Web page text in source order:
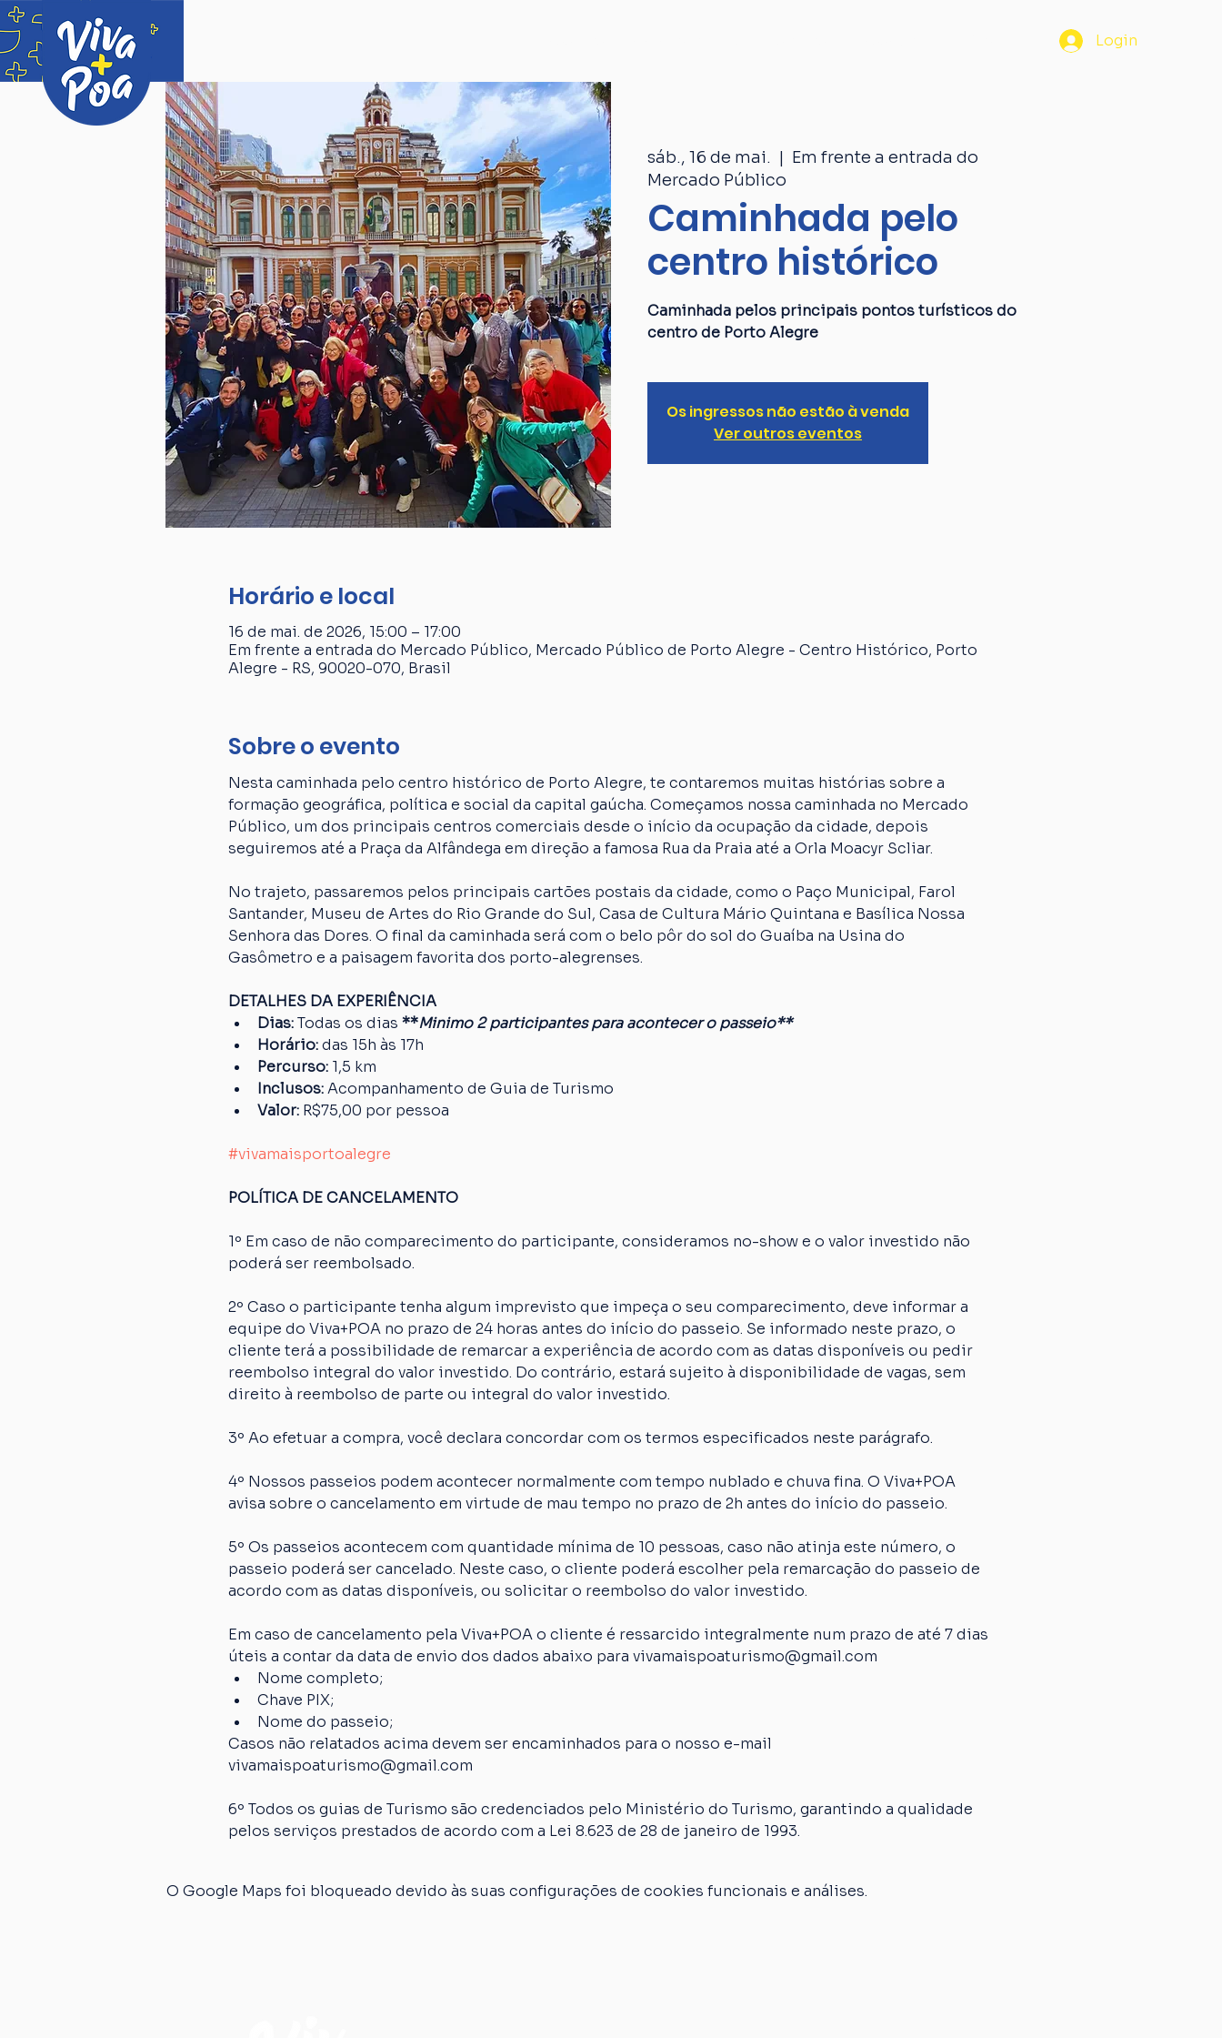
Login
sáb., 16 de mai.
  |
Em frente a entrada do
Mercado Público
Caminhada pelo
centro histórico
Caminhada pelos principais pontos turísticos do
centro de Porto Alegre
Os ingressos não estão à venda
Ver outros eventos
Horário e local
16 de mai. de 2026, 15:00 – 17:00
Em frente a entrada do Mercado Público, Mercado Público de Porto Alegre - Centro Histórico, Porto
Alegre - RS, 90020-070, Brasil
Sobre o evento
Nesta caminhada pelo centro histórico de Porto Alegre, te contaremos muitas histórias sobre a
formação geográfica, política e social da capital gaúcha. Começamos nossa caminhada no Mercado
Público, um dos principais centros comerciais desde o início da ocupação da cidade, depois
seguiremos até a Praça da Alfândega em direção a famosa Rua da Praia até a Orla Moacyr Scliar.
No trajeto, passaremos pelos principais cartões postais da cidade, como o Paço Municipal, Farol
Santander, Museu de Artes do Rio Grande do Sul, Casa de Cultura Mário Quintana e Basílica Nossa
Senhora das Dores. O final da caminhada será com o belo pôr do sol do Guaíba na Usina do
Gasômetro e a paisagem favorita dos porto-alegrenses.
DETALHES DA EXPERIÊNCIA
Dias: Todas os dias **Minimo 2 participantes para acontecer o passeio**
Horário: das 15h às 17h
Percurso: 1,5 km
Inclusos: Acompanhamento de Guia de Turismo
Valor: R$75,00 por pessoa
#vivamaisportoalegre
POLÍTICA DE CANCELAMENTO
1º Em caso de não comparecimento do participante, consideramos no-show e o valor investido não
poderá ser reembolsado.
2º Caso o participante tenha algum imprevisto que impeça o seu comparecimento, deve informar a
equipe do Viva+POA no prazo de 24 horas antes do início do passeio. Se informado neste prazo, o
cliente terá a possibilidade de remarcar a experiência de acordo com as datas disponíveis ou pedir
reembolso integral do valor investido. Do contrário, estará sujeito à disponibilidade de vagas, sem
direito à reembolso de parte ou integral do valor investido.
3º Ao efetuar a compra, você declara concordar com os termos especificados neste parágrafo.
4º Nossos passeios podem acontecer normalmente com tempo nublado e chuva fina. O Viva+POA
avisa sobre o cancelamento em virtude de mau tempo no prazo de 2h antes do início do passeio.
5º Os passeios acontecem com quantidade mínima de 10 pessoas, caso não atinja este número, o
passeio poderá ser cancelado. Neste caso, o cliente poderá escolher pela remarcação do passeio de
acordo com as datas disponíveis, ou solicitar o reembolso do valor investido.
Em caso de cancelamento pela Viva+POA o cliente é ressarcido integralmente num prazo de até 7 dias
úteis a contar da data de envio dos dados abaixo para vivamaispoaturismo@gmail.com
Nome completo;
Chave PIX;
Nome do passeio;
Casos não relatados acima devem ser encaminhados para o nosso e-mail
vivamaispoaturismo@gmail.com
6º Todos os guias de Turismo são credenciados pelo Ministério do Turismo, garantindo a qualidade
pelos serviços prestados de acordo com a Lei 8.623 de 28 de janeiro de 1993.
O Google Maps foi bloqueado devido às suas configurações de cookies funcionais e análises.